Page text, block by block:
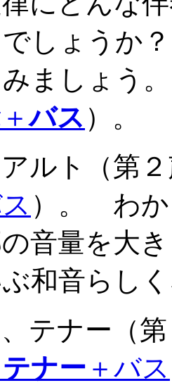
しょうか
ましょう
バス ）。
ルト（第
）。 わか
音量を大
和音らし
テナー（
テナー ＋バス